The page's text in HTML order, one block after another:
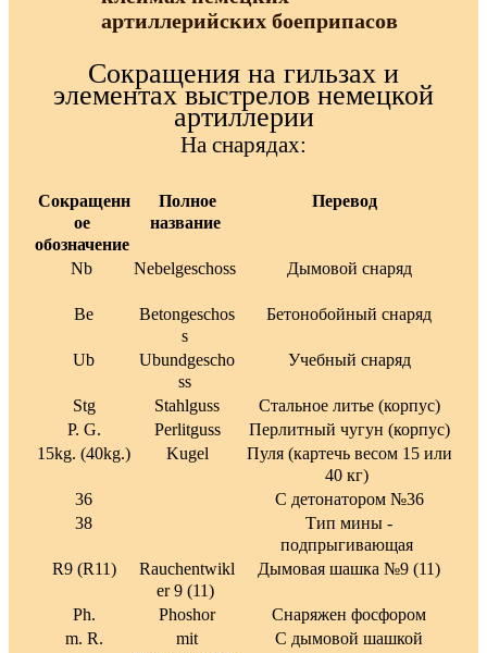
артиллерийских боеприпасов
Сокращения на гильзах и
элементах выстрелов немецкой
артиллерии
На снарядах:
Сокращенн
ое
обозначение
Полное
название
Перевод
Nb Nebelgeschoss Дымовой снаряд
Be
Betongeschos
s
Бетонобойный снаряд
Ub
Ubundgescho
ss
Учебный снаряд
Stg Stahlguss
Стальное литье (корпус)
P. G.
Perlitguss
Перлитный чугун (корпус)
15kg. (40kg.)
Kugel
Пуля (картечь весом 15 или
40 кг)
36
С детонатором №36
38
Тип мины -
подпрыгивающая
R9 (R11)
Rauchentwikl
er 9 (11)
Дымовая шашка №9 (11)
Ph. Phoshor
Снаряжен фосфором
m. R.
mit
С дымовой шашкой